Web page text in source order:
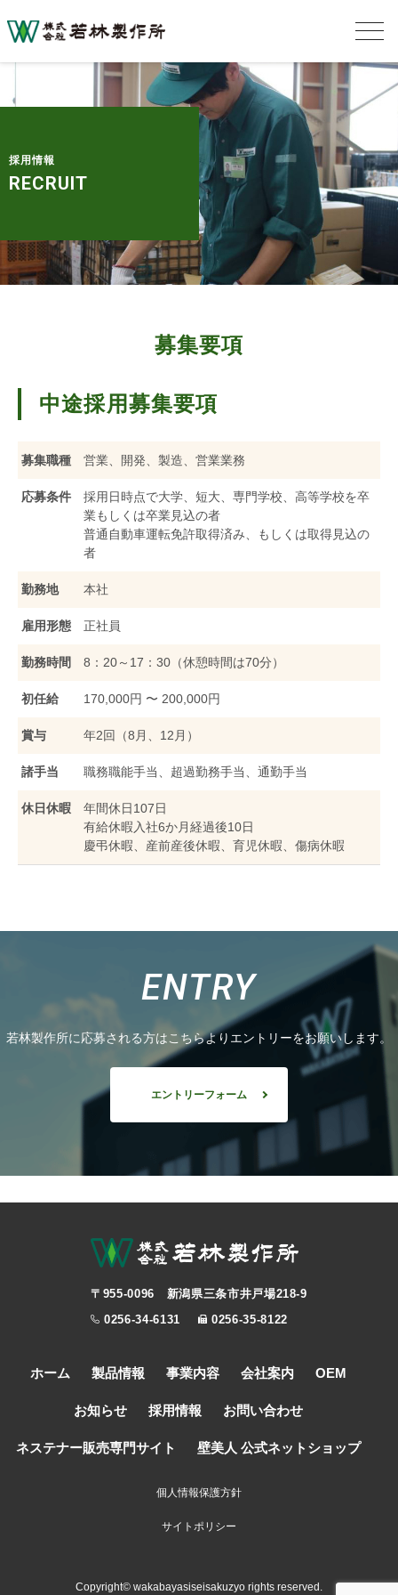
採用情報
RECRUIT
募集要項
中途採用募集要項
募集職種 営業、開発、製造、営業業務
応募条件
採用日時点で大学、短大、専門学校、高等学校を卒
業もしくは卒業見込の者
普通自動車運転免許取得済み、もしくは取得見込の
者
勤務地 本社
雇用形態 正社員
勤務時間 8：20～17：30（休憩時間は70分）
初任給 170,000円 〜 200,000円
賞与 年2回（8月、12月）
諸手当 職務職能手当、超過勤務手当、通勤手当
休日休暇
年間休日107日
有給休暇入社6か月経過後10日
慶弔休暇、産前産後休暇、育児休暇、傷病休暇
ENTRY
若林製作所に応募される方はこちらよりエントリーをお願いします。
エントリーフォーム
〒955-0096 新潟県三条市井戸場218-9
0256-34-6131
0256-35-8122
ホーム 製品情報 事業内容 会社案内 OEM
お知らせ 採用情報 お問い合わせ
ネステナー販売専門サイト 壁美人 公式ネットショップ
個人情報保護方針
サイトポリシー
Copyright© wakabayasiseisakuzyo rights reserved.